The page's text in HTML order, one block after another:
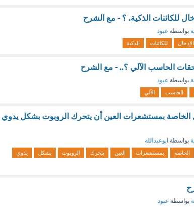
للكائنات الذكية. ؟ - مع الشرح
بواسطة عبود
الإدخال للكائنات الذكية
الحاسب الآلي ؟.. - مع الشرح
بواسطة عبود
الحاسب الآلي
الخاصة بمستشعرات العين أن يتحرك الروبوت بشكل يدوي
بواسطة ابوعبدالله
الخاصة بمستشعرات العين يتحرك الروبوت بشكل
يدوي
بواسطة عبود